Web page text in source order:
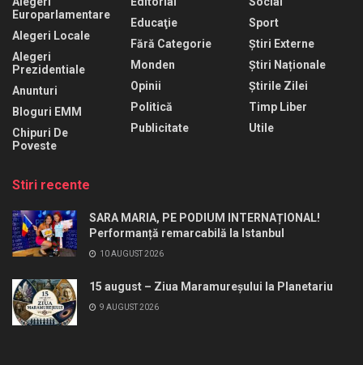
Europarlamentare
Alegeri Locale
Alegeri
Prezidentiale
Anunturi
Bloguri EMM
Chipuri De
Poveste
Educaţie
Fără Categorie
Monden
Opinii
Politică
Publicitate
Sport
Știri Externe
Știri Naționale
Știrile Zilei
Timp Liber
Utile
Stiri recente
SARA MARIA, PE PODIUM INTERNAȚIONAL!
Performanță remarcabilă la Istanbul
10 AUGUST 2026
15 august – Ziua Maramureșului la Planetariu
9 AUGUST 2026